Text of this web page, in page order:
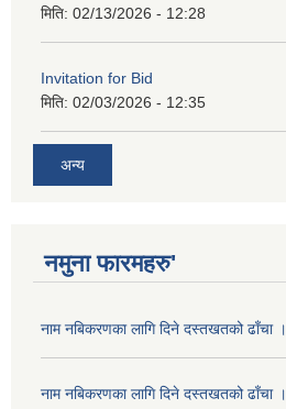
मिति: 02/13/2026 - 12:28
Invitation for Bid
मिति: 02/03/2026 - 12:35
अन्य
नमुना फारमहरु'
नाम नबिकरणका लागि दिने दस्तखतको ढाँचा ।
नाम नबिकरणका लागि दिने दस्तखतको ढाँचा ।